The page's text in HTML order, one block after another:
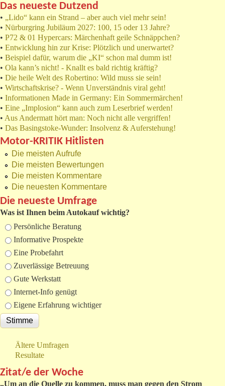
Das neueste Dutzend
• „Lido“ kann ein Strand – aber auch viel mehr sein!
• Nürburgring Jubiläum 2027: 100, 15 oder 13 Jahre?
• P72 & 01 Hypercars: Märchenhaft geile Schnäppchen?
• Entwicklung hin zur Krise: Plötzlich und unerwartet?
• Beispiel dafür, warum die „KI“ schon mal dumm ist!
• Ola kann’s nicht! - Knallt es bald richtig kräftig?
• Die heile Welt des Robertino: Wild muss sie sein!
• Wirtschaftskrise? - Wenn Unverständnis viral geht!
• Informationen Made in Germany: Ein Sommermärchen!
• Eine „Implosion“ kann auch zum Leserbrief werden!
• Aus Andermatt hört man: Noch nicht alle vergriffen!
• Das Basingstoke-Wunder: Insolvenz & Auferstehung!
Motor-KRITIK Hitlisten
Die meisten Aufrufe
Die meisten Bewertungen
Die meisten Kommentare
Die neuesten Kommentare
Die neueste Umfrage
Was ist Ihnen beim Autokauf wichtig?
Auswahlmöglichkeiten
Persönliche Beratung
Informative Prospekte
Eine Probefahrt
Zuverlässige Betreuung
Gute Werkstatt
Internet-Info genügt
Eigene Erfahrung wichtiger
Ältere Umfragen
Resultate
Zitat/e der Woche
„Um an die Quelle zu kommen, muss man gegen den Strom